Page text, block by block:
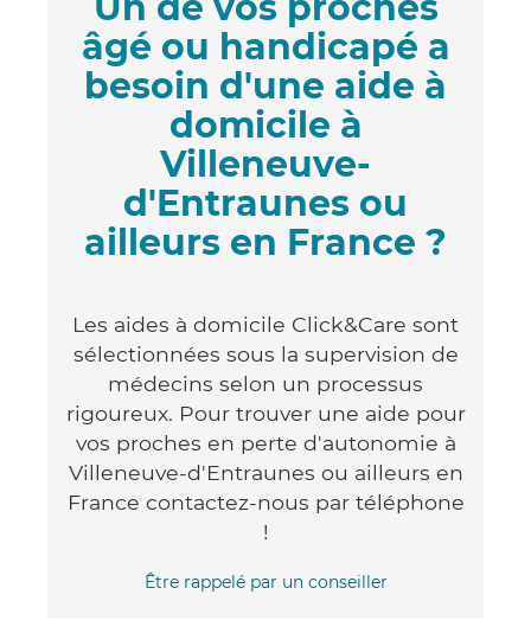
âgé ou handicapé a
besoin d'une aide à
domicile à
Villeneuve-
d'Entraunes ou
ailleurs en France ?
Les aides à domicile Click&Care sont
sélectionnées sous la supervision de
médecins selon un processus
rigoureux. Pour trouver une aide pour
vos proches en perte d'autonomie à
Villeneuve-d'Entraunes ou ailleurs en
France contactez-nous par téléphone
!
Être rappelé par un conseiller